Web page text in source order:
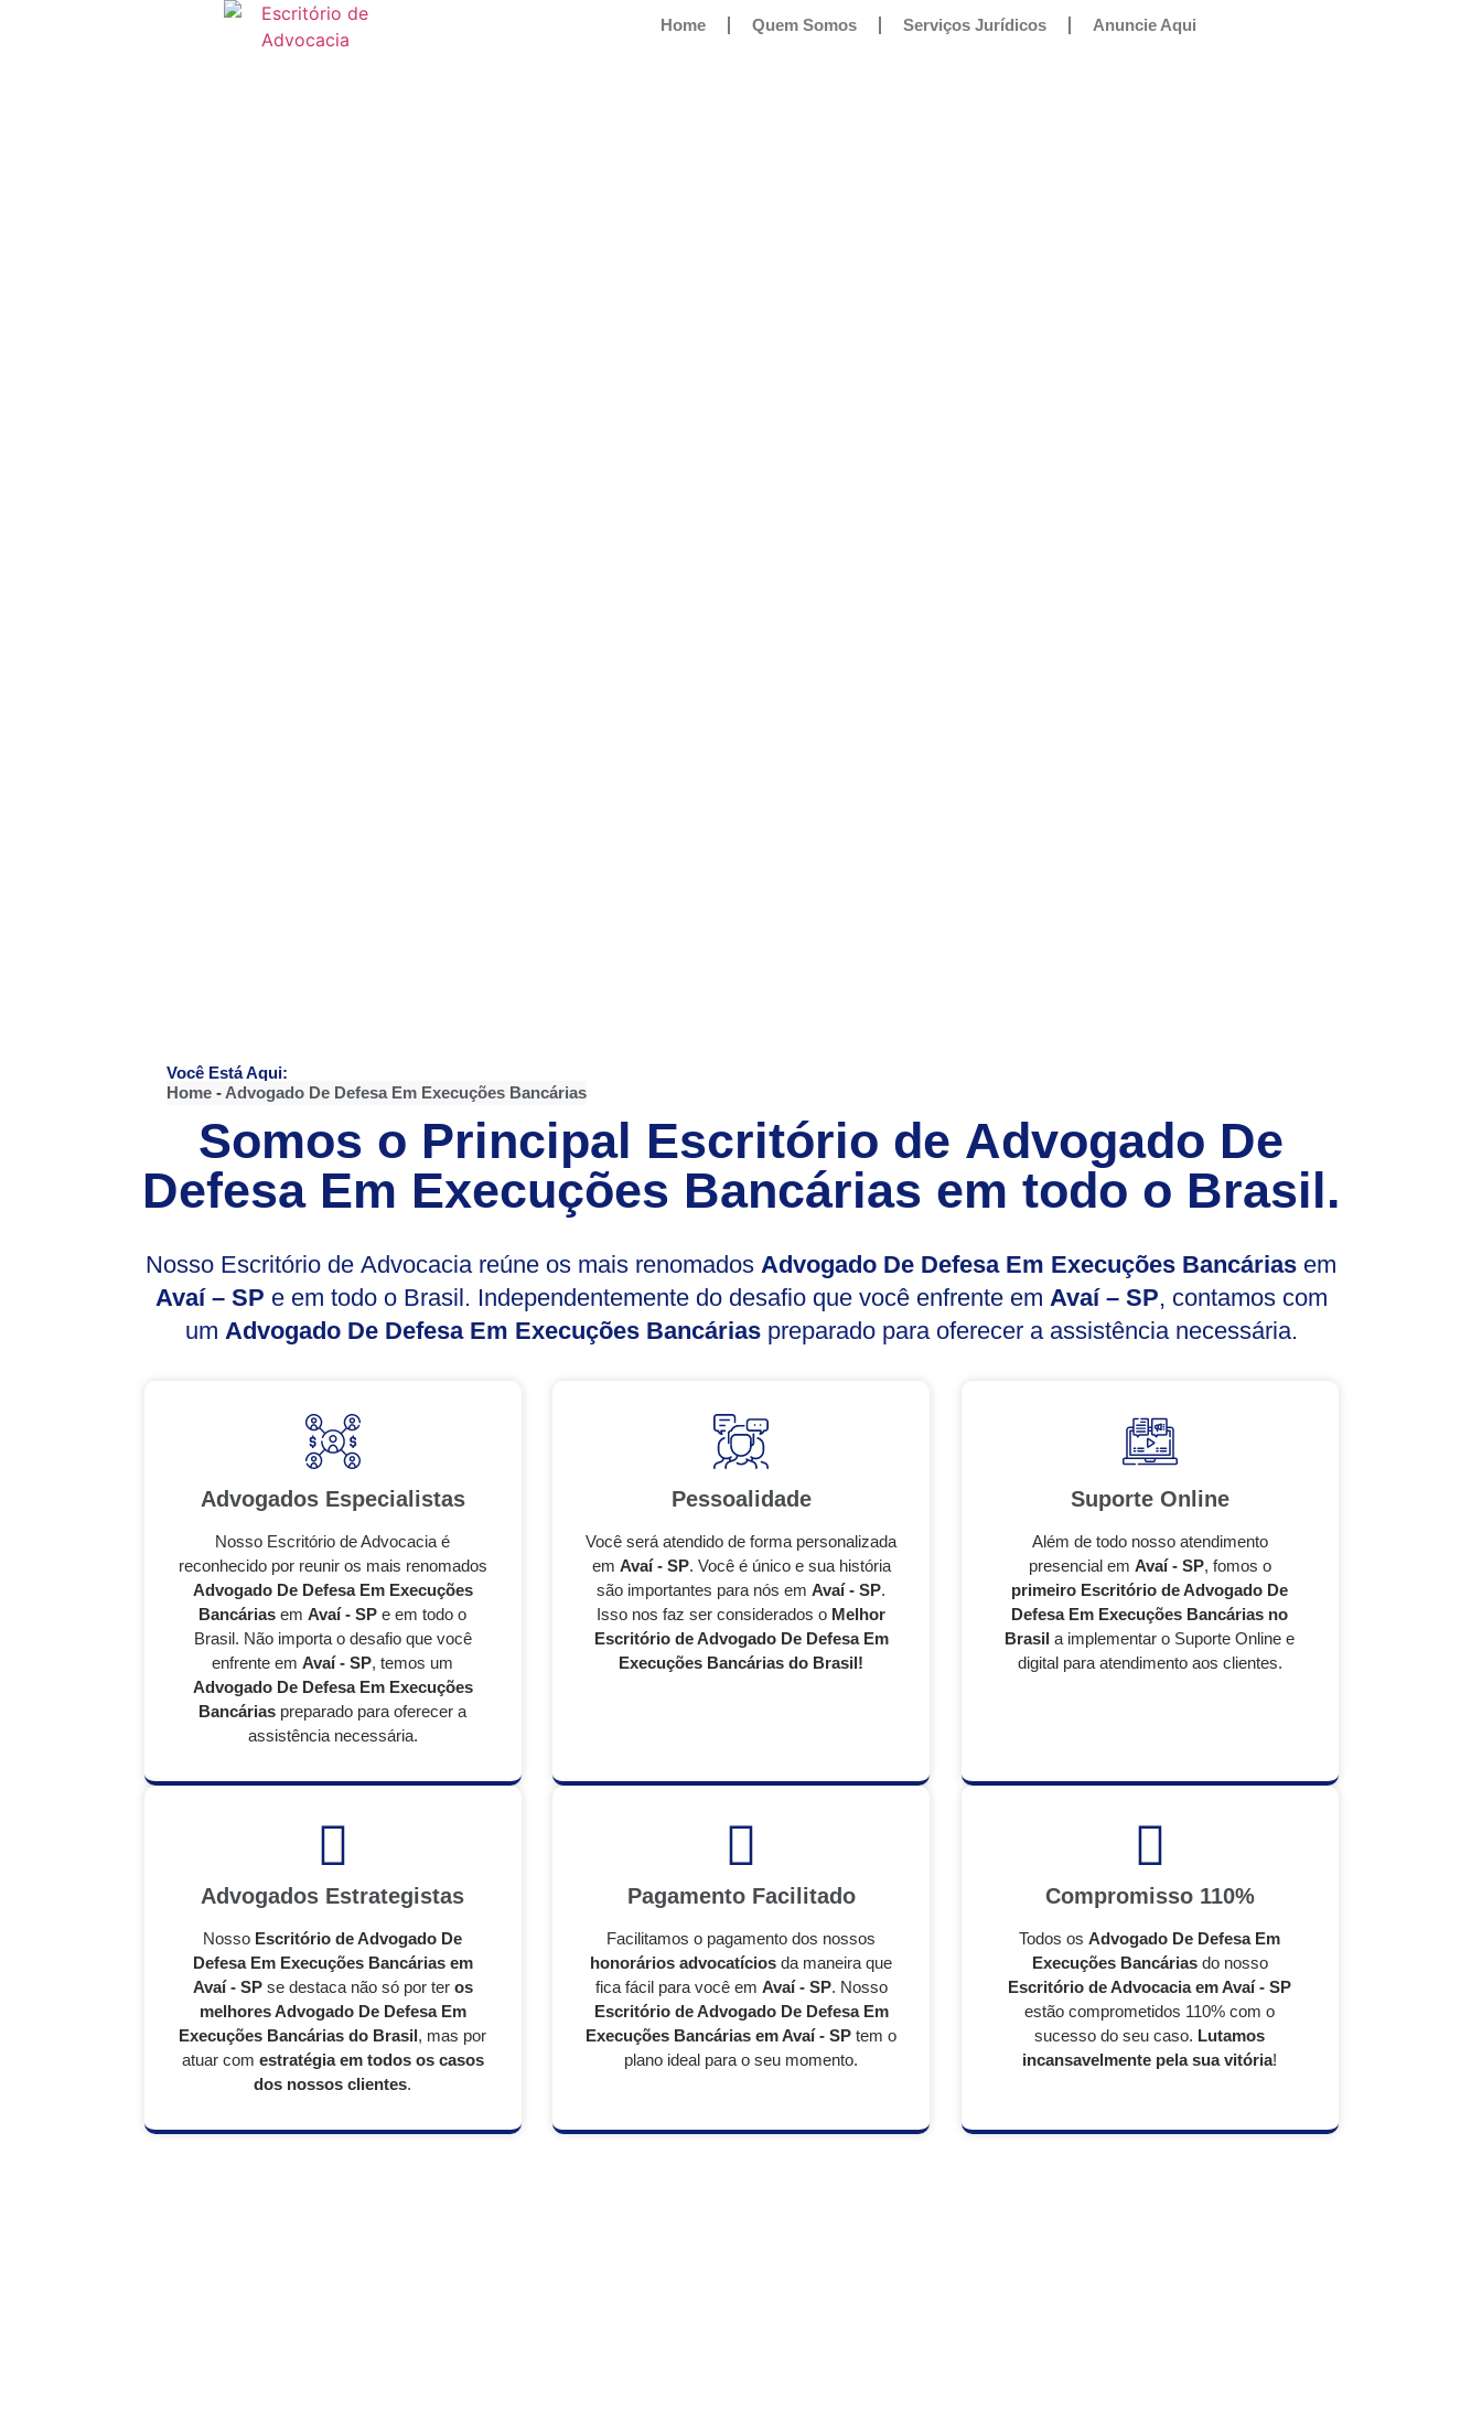
Home Quem Somos Serviços Jurídicos Anuncie Aqui
Você Está Aqui:
Home- Advogado De Defesa Em Execuções Bancárias
Somos o Principal Escritório de Advogado De
Defesa Em Execuções Bancárias em todo o Brasil.
Nosso Escritório de Advocacia reúne os mais renomados Advogado De Defesa Em Execuções Bancárias em
Avaí – SP e em todo o Brasil. Independentemente do desafio que você enfrente em Avaí – SP, contamos com
um Advogado De Defesa Em Execuções Bancáriaspreparado para oferecer a assistência necessária.
Advogados Especialistas
Nosso Escritório de Advocacia é
reconhecido por reunir os mais renomados
Advogado De Defesa Em Execuções
Bancárias em Avaí - SP e em todo o
Brasil. Não importa o desafio que você
enfrente em Avaí - SP, temos um
Advogado De Defesa Em Execuções
Bancárias preparado para oferecer a
assistência necessária.
Pessoalidade
Você será atendido de forma personalizada
em Avaí - SP. Você é único e sua história
são importantes para nós em Avaí - SP.
Isso nos faz ser considerados o Melhor
Escritório de Advogado De Defesa Em
Execuções Bancárias do Brasil!
Suporte Online
Além de todo nosso atendimento
presencial em Avaí - SP, fomos o
primeiro Escritório de Advogado De
Defesa Em Execuções Bancárias no
Brasil a implementar o Suporte Online e
digital para atendimento aos clientes.
Advogados Estrategistas
Nosso Escritório de Advogado De
Defesa Em Execuções Bancárias em
Avaí - SPse destaca não só por ter os
melhores Advogado De Defesa Em
Execuções Bancárias do Brasil, mas por
atuar com estratégia em todos os casos
dos nossos clientes.
Pagamento Facilitado
Facilitamos o pagamento dos nossos
honorários advocatícios da maneira que
fica fácil para você em Avaí - SP. Nosso
Escritório de Advogado De Defesa Em
Execuções Bancárias em Avaí - SP tem o
plano ideal para o seu momento.
Compromisso 110%
Todos os Advogado De Defesa Em
Execuções Bancáriasdo nosso
Escritório de Advocacia em Avaí - SP
estão comprometidos 110% com o
sucesso do seu caso. Lutamos
incansavelmente pela sua vitória!